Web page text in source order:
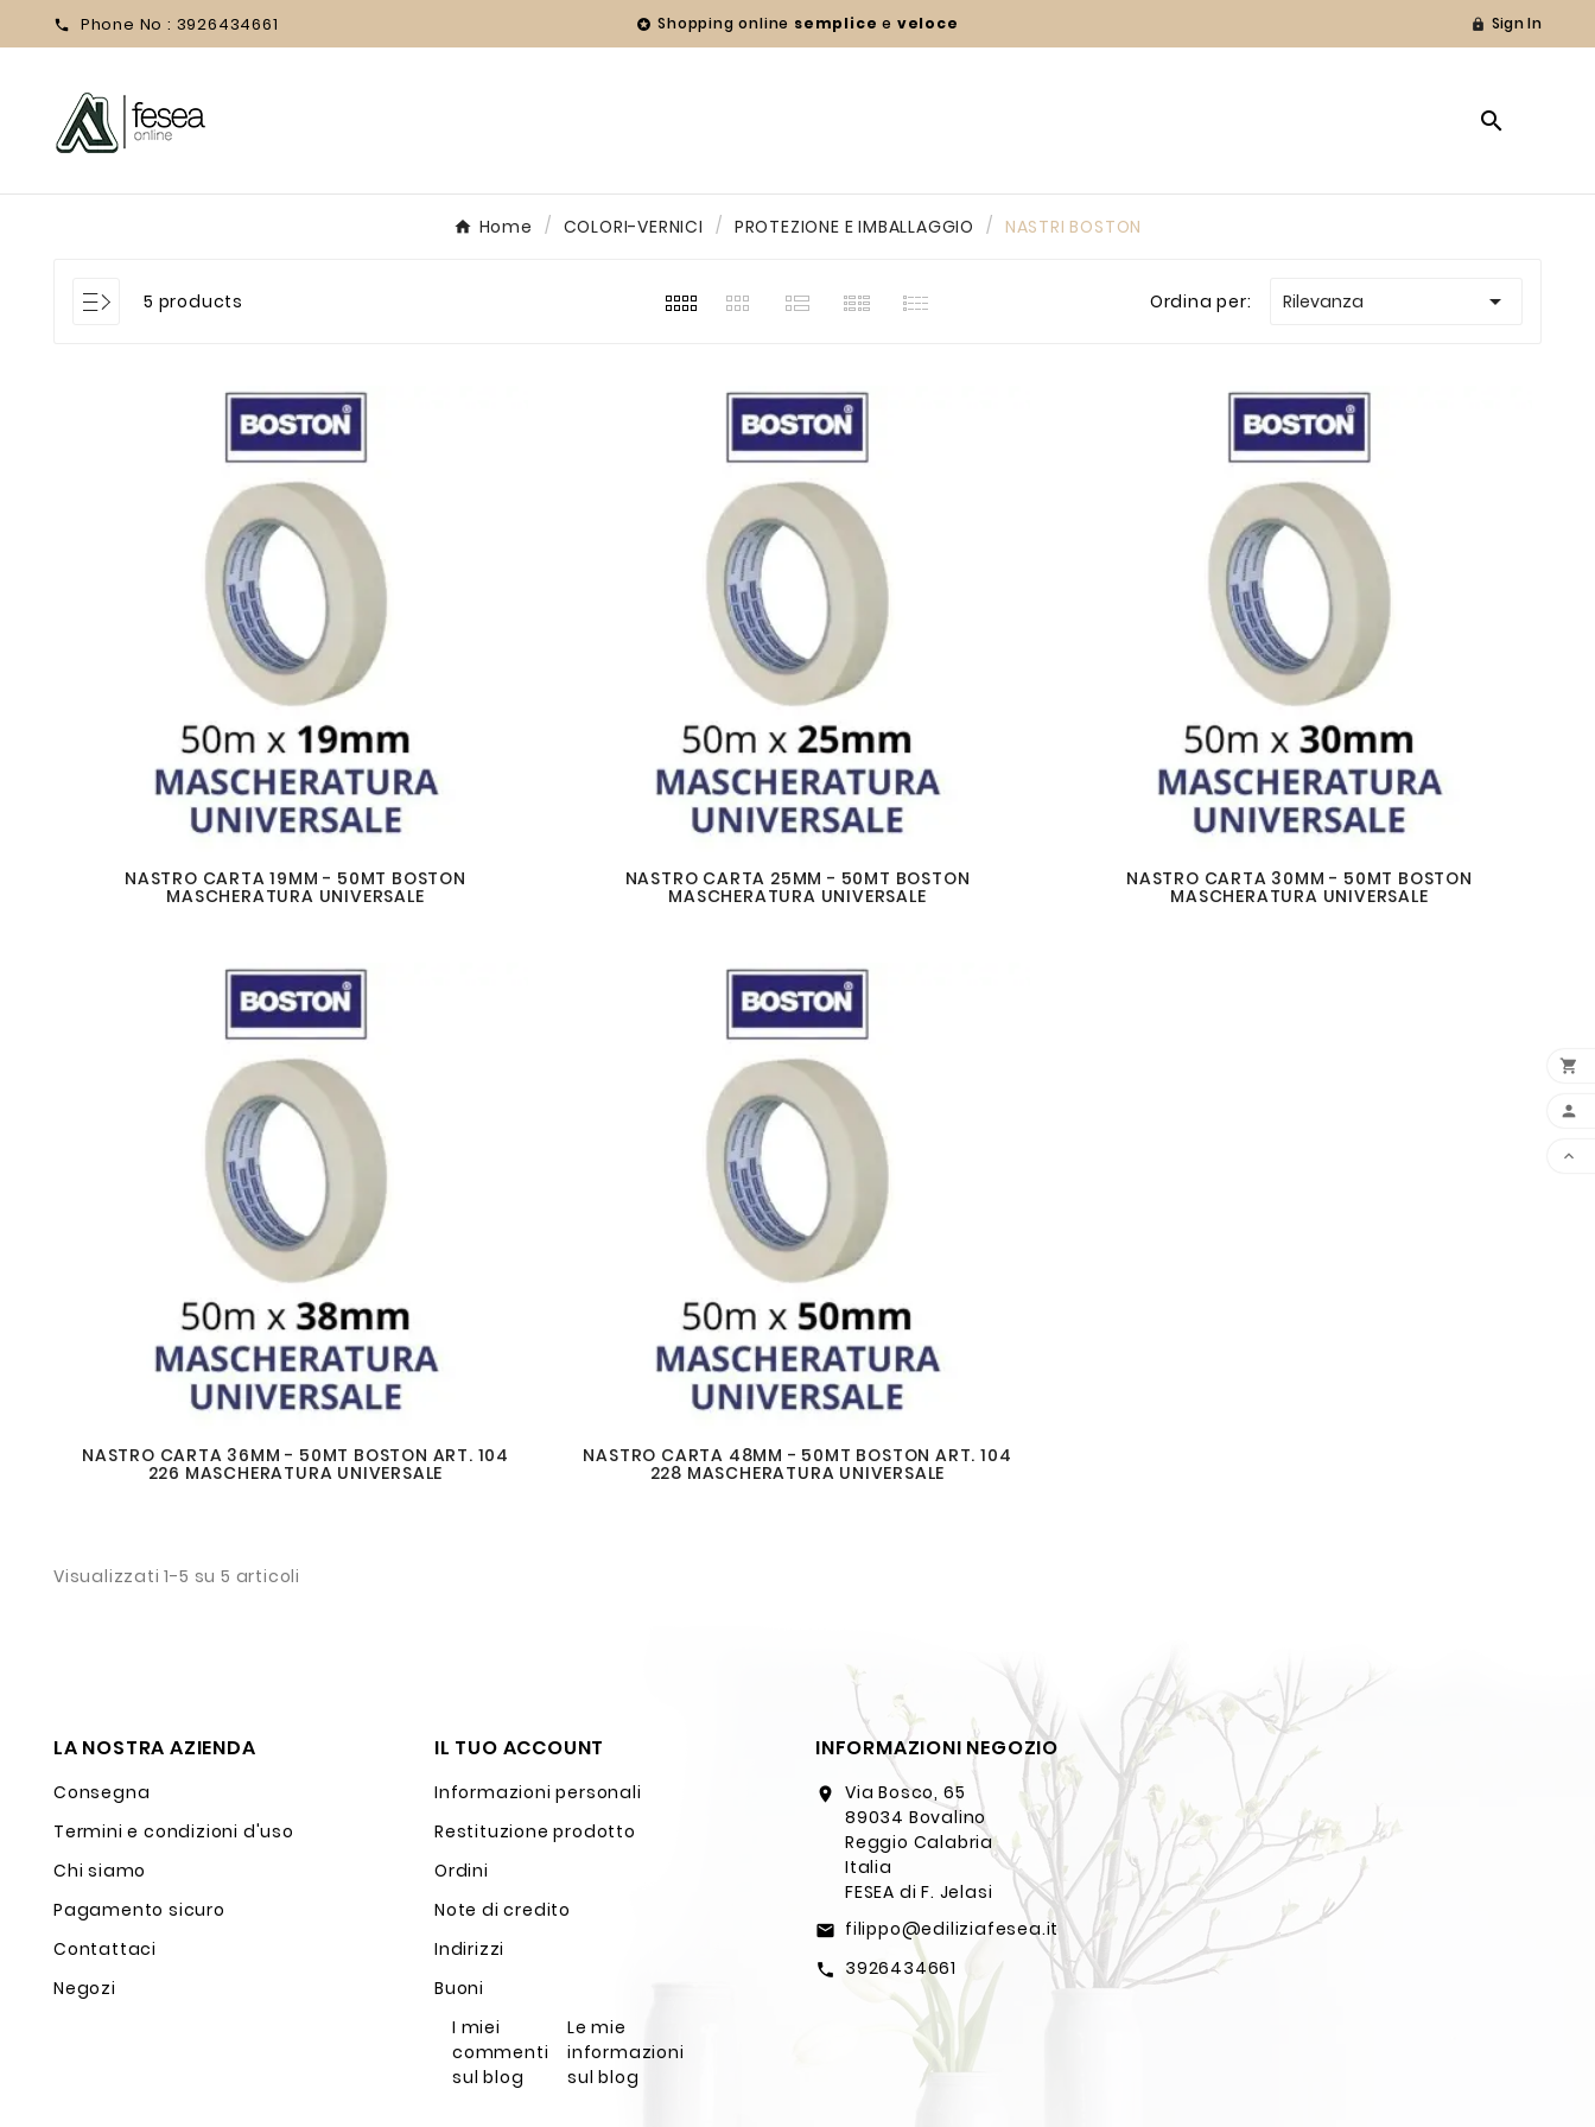
 Phone No : 3926434661  Shopping online semplice e veloce  Sign In

Home COLORI-VERNICI PROTEZIONE E IMBALLAGGIO NASTRI BOSTON
5 products Ordina per: Rilevanza 
NASTRO CARTA 19MM - 50MT BOSTON
MASCHERATURA UNIVERSALE
NASTRO CARTA 25MM - 50MT BOSTON
MASCHERATURA UNIVERSALE
NASTRO CARTA 30MM - 50MT BOSTON
MASCHERATURA UNIVERSALE
NASTRO CARTA 36MM - 50MT BOSTON ART. 104
226 MASCHERATURA UNIVERSALE
NASTRO CARTA 48MM - 50MT BOSTON ART. 104
228 MASCHERATURA UNIVERSALE
Visualizzati 1-5 su 5 articoli
LA NOSTRA AZIENDA
Consegna
Termini e condizioni d'uso
Chi siamo
Pagamento sicuro
Contattaci
Negozi
IL TUO ACCOUNT
Informazioni personali
Restituzione prodotto
Ordini
Note di credito
Indirizzi
Buoni
I miei
commenti
sul blog
Le mie
informazioni
sul blog
INFORMAZIONI NEGOZIO
location_on
Via Bosco, 65
89034 Bovalino
Reggio Calabria
Italia
FESEA di F. Jelasi
email filippo@ediliziafesea.it
call 3926434661


